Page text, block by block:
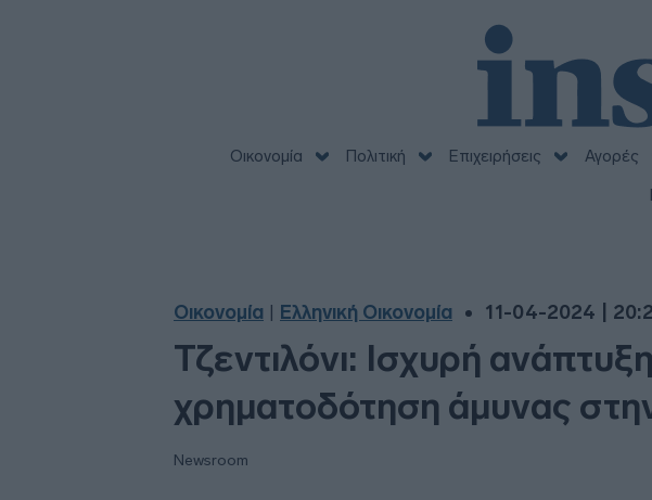
Οικονομία Πολιτική Επιχειρήσεις Αγορές
Οικονομία Ελληνική Οικονομία 11-04-2024 |
Τζεντιλόνι: Ισχυρή
χρηματοδότηση άμυνας
Newsroom